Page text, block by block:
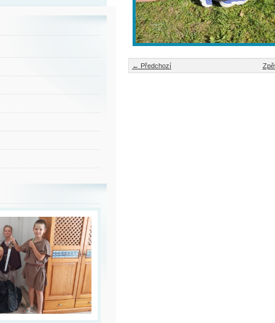
← Předchozí